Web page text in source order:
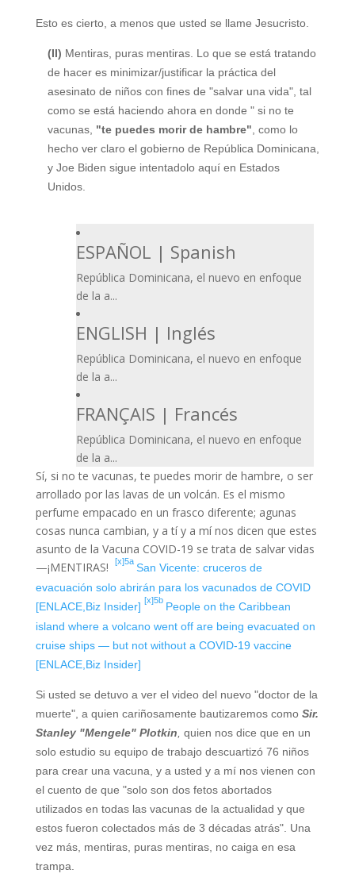
Esto es cierto, a menos que usted se llame Jesucristo.
(II) Mentiras, puras mentiras. Lo que se está tratando
de hacer es minimizar/justificar la práctica del
asesinato de niños con fines de "salvar una vida", tal
como se está haciendo ahora en donde " si no te
vacunas, "te puedes morir de hambre" , como lo
hecho ver claro el gobierno de República Dominicana,
y Joe Biden sigue intentadolo aquí en Estados
Unidos.
ESPAÑOL | Spanish
República Dominicana, el nuevo en enfoque
de la a...
ENGLISH | Inglés
República Dominicana, el nuevo en enfoque
de la a...
FRANÇAIS | Francés
República Dominicana, el nuevo en enfoque
de la a...
Sí, si no te vacunas, te puedes morir de hambre, o ser
arrollado por las lavas de un volcán. Es el mismo
perfume empacado en un frasco diferente; agunas
cosas nunca cambian, y a tí y a mí nos dicen que estes
asunto de la Vacuna COVID-19 se trata de salvar vidas
—¡MENTIRAS!
[x]5a San Vicente: cruceros de
evacuación solo abrirán para los vacunados de COVID
[ENLACE,Biz Insider] [x]5b People on the Caribbean
island where a volcano went off are being evacuated on
cruise ships — but not without a COVID-19 vaccine
[ENLACE,Biz Insider]
Si usted se detuvo a ver el video del nuevo "doctor de la
muerte", a quien cariñosamente bautizaremos como Sir.
Stanley "Mengele" Plotkin quien nos dice que en un
solo estudio su equipo de trabajo descuartizó 76 niños
para crear una vacuna, y a usted y a mí nos vienen con
el cuento de que "solo son dos fetos abortados
utilizados en todas las vacunas de la actualidad y que
estos fueron colectados más de 3 décadas atrás". Una
vez más, mentiras, puras mentiras, no caiga en esa
trampa.